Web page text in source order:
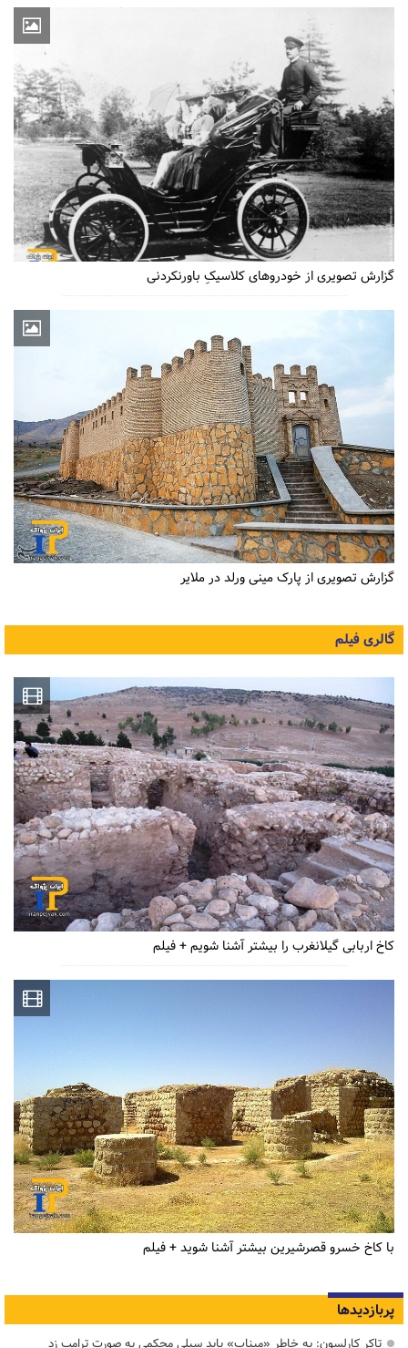
گزارش تصویری از خودروهای کلاسیکِ باورنکردنی
گزارش تصویری از پارک مینی ورلد در ملایر
گالری فیلم
کاخ اربابی گیلانغرب را بیشتر آشنا شویم + فیلم
با کاخ خسرو قصرشیرین بیشتر آشنا شوید + فیلم
پربازدیدها